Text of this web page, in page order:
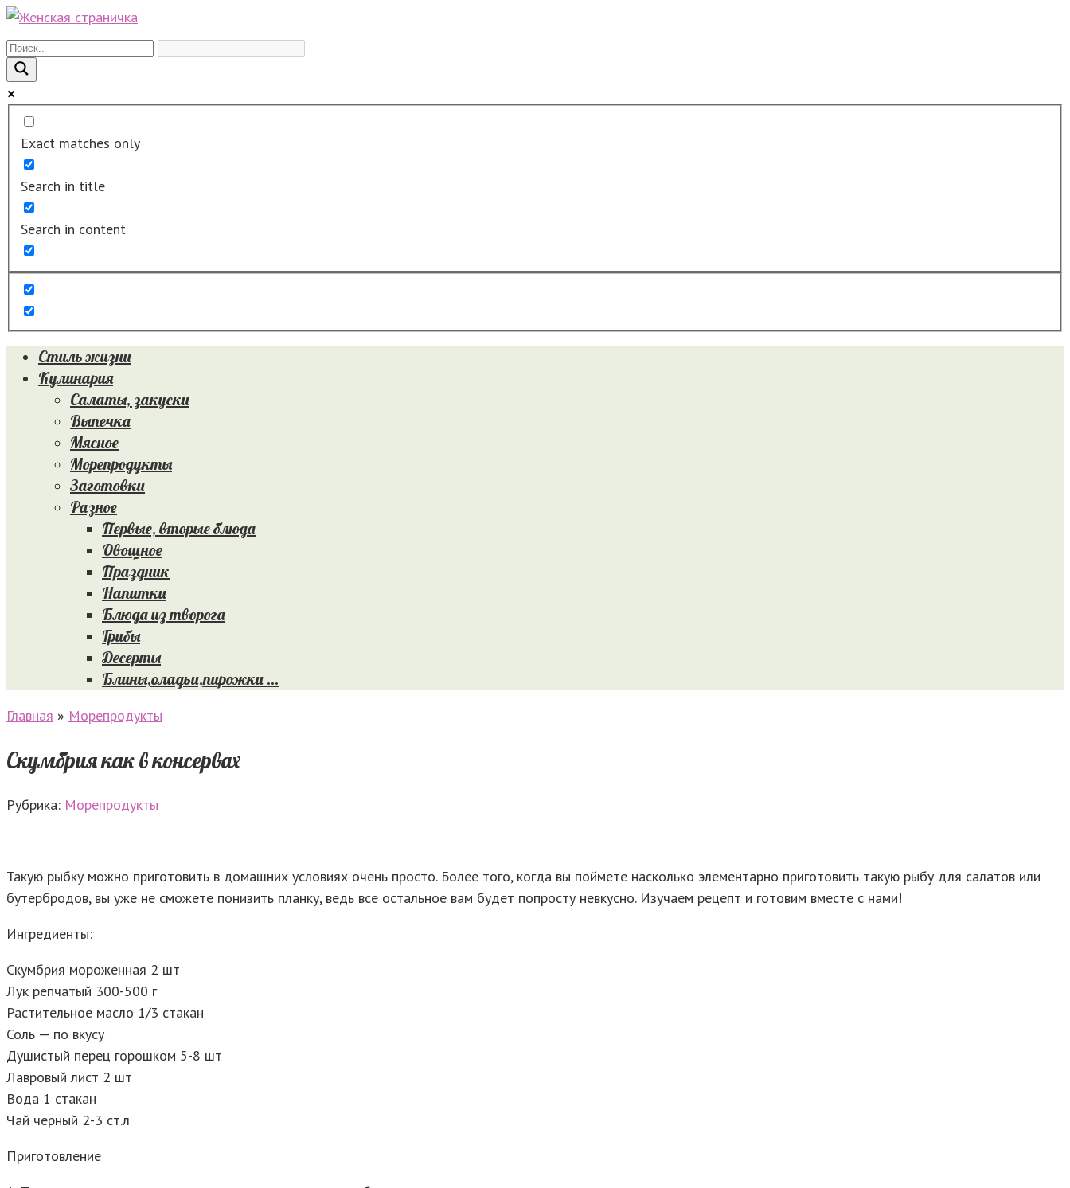
Перейти
к
контенту
Exact matches only
Search in title
Search in content
Стиль жизни
Кулинария
Салаты, закуски
Выпечка
Мясное
Морепродукты
Заготовки
Разное
Первые, вторые блюда
Овощное
Праздник
Напитки
Блюда из творога
Грибы
Десерты
Блины,оладьи,пирожки …
Главная » Морепродукты
Скумбрия как в консервах
Рубрика: Морепродукты
Такую рыбку можно приготовить в домашних условиях очень просто. Более того, когда вы поймете насколько элементарно приготовить такую рыбу для салатов или
бутербродов, вы уже не сможете понизить планку, ведь все остальное вам будет попросту невкусно. Изучаем рецепт и готовим вместе с нами!
Ингредиенты:
Скумбрия мороженная 2 шт
Лук репчатый 300-500 г
Растительное масло 1/3 стакан
Соль — по вкусу
Душистый перец горошком 5-8 шт
Лавровый лист 2 шт
Вода 1 стакан
Чай черный 2-3 ст.л
Приготовление